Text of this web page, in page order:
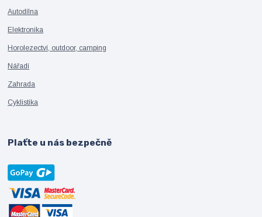
Autodílna
Elektronika
Horolezectví, outdoor, camping
Nářadí
Zahrada
Cyklistika
Plaťte u nás bezpečně